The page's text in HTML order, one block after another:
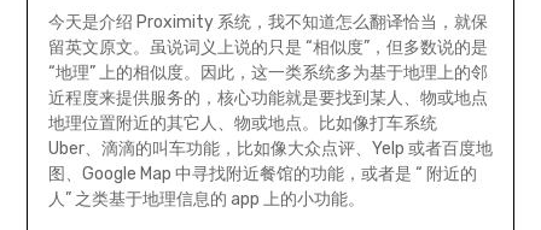
今天是介绍 Proximity 系统，我不知道怎么翻译恰当，就保
留英文原文。虽说词义上说的只是 “相似度”，但多数说的是
“地理” 上的相似度。因此，这一类系统多为基于地理上的邻
近程度来提供服务的，核心功能就是要找到某人、物或地点
地理位置附近的其它人、物或地点。比如像打车系统
Uber、滴滴的叫车功能，比如像大众点评、Yelp 或者百度地
图、Google Map 中寻找附近餐馆的功能，或者是 “ 附近的
人” 之类基于地理信息的 app 上的小功能。